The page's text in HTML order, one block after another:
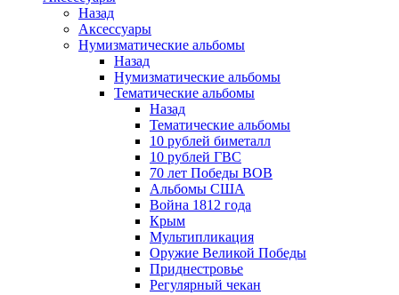
Назад
Аксессуары
Нумизматические альбомы
Назад
Нумизматические альбомы
Тематические альбомы
Назад
Тематические альбомы
10 рублей биметалл
10 рублей ГВС
70 лет Победы ВОВ
Альбомы США
Война 1812 года
Крым
Мультипликация
Оружие Великой Победы
Приднестровье
Регулярный чекан